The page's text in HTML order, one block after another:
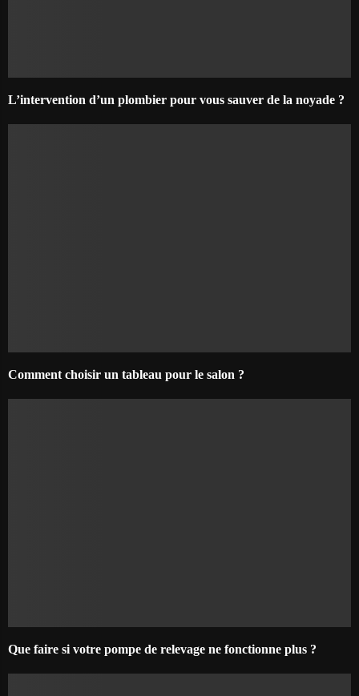
L’intervention d’un plombier pour vous sauver de la noyade ?
Comment choisir un tableau pour le salon ?
Que faire si votre pompe de relevage ne fonctionne plus ?